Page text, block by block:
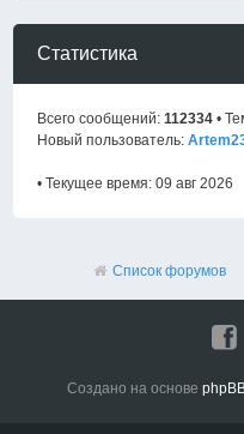
Статистика
Всего сообщений:112334 •
Новый пользователь:
• Текущее время: 09 авг 2026
Список форумов
Создано на основе